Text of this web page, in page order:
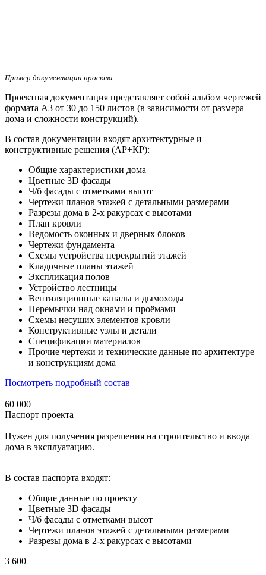
Пример документации проекта
Проектная документация представляет собой альбом чертежей
формата А3 от 30 до 150 листов (в зависимости от размера
дома и сложности конструкций).
В состав документации входят архитектурные и
конструктивные решения (АР+КР):
Общие характеристики дома
Цветные 3D фасады
Ч/б фасады с отметками высот
Чертежи планов этажей с детальными размерами
Разрезы дома в 2-х ракурсах с высотами
План кровли
Ведомость оконных и дверных блоков
Чертежи фундамента
Схемы устройства перекрытий этажей
Кладочные планы этажей
Экспликация полов
Устройство лестницы
Вентиляционные каналы и дымоходы
Перемычки над окнами и проёмами
Схемы несущих элементов кровли
Конструктивные узлы и детали
Спецификации материалов
Прочие чертежи и технические данные по архитектуре
и конструкциям дома
Посмотреть подробный состав
60 000
Паспорт проекта
Нужен для получения разрешения на строительство и ввода
дома в эксплуатацию.
В состав паспорта входят:
Общие данные по проекту
Цветные 3D фасады
Ч/б фасады с отметками высот
Чертежи планов этажей с детальными размерами
Разрезы дома в 2-х ракурсах с высотами
3 600